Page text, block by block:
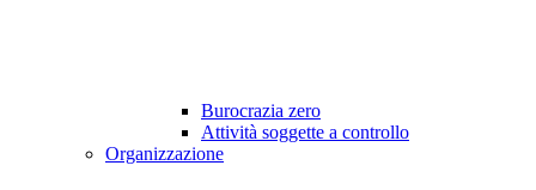
Burocrazia zero
Attività soggette a controllo
Organizzazione